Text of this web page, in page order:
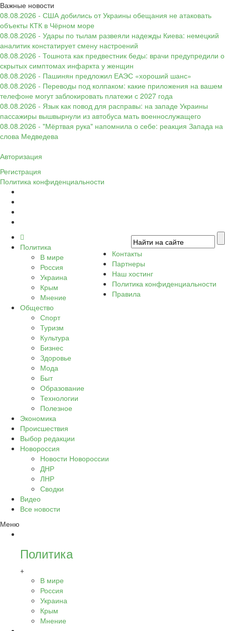
Важные новости
08.08.2026 - США добились от Украины обещания не атаковать
объекты КТК в Чёрном море
08.08.2026 - Удары по тылам развеяли надежды Киева: немецкий
аналитик констатирует смену настроений
08.08.2026 - Тошнота как предвестник беды: врачи предупредили о
скрытых симптомах инфаркта у женщин
08.08.2026 - Пашинян предложил ЕАЭС «хороший шанс»
08.08.2026 - Переводы под колпаком: какие приложения на вашем
телефоне могут заблокировать платежи с 2027 года
08.08.2026 - Язык как повод для расправы: на западе Украины
пассажиры вышвырнули из автобуса мать военнослужащего
08.08.2026 - "Мёртвая рука" напомнила о себе: реакция Запада на
слова Медведева
Авторизация
Регистрация
Политика конфиденциальности
Политика
В мире
Россия
Украина
Крым
Мнение
Общество
Спорт
Туризм
Культура
Бизнес
Здоровье
Мода
Быт
Образование
Технологии
Полезное
Экономика
Происшествия
Выбор редакции
Новороссия
Новости Новороссии
ДНР
ЛНР
Сводки
Видео
Все новости
Меню
Политика
+
В мире
Россия
Украина
Крым
Мнение
Контакты
Партнеры
Наш хостинг
Политика конфиденциальности
Правила